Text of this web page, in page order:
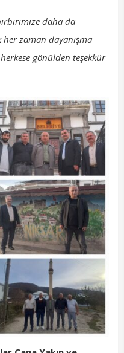
daha da
her zaman dayanışma
gönülden teşekkür